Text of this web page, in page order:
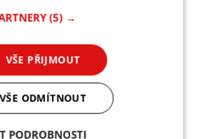
Brna, a.s.
a zkušební ústav
s r.o.
(5) →
VŠE PŘIJMOUT
VŠE ODMÍTNOUT
PODROBNOSTI